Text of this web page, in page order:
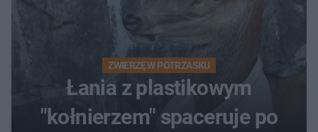
ZWIERZĘ W POTRZASKU
Łania z plastikowym
"kołnierzem" spaceruje po